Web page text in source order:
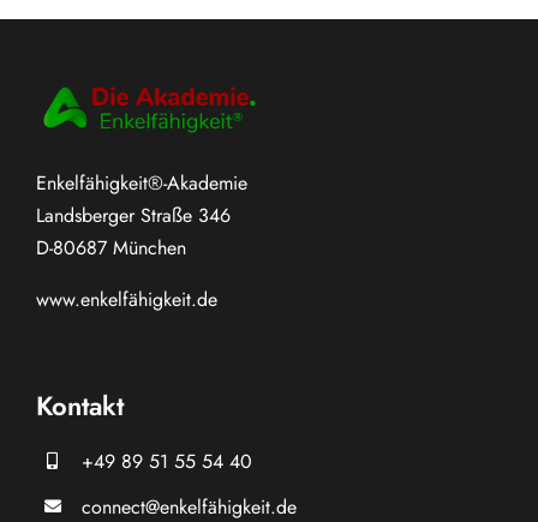
Enkelfähigkeit®-Akademie
Landsberger Straße 346
D-80687 München
www.enkelfähigkeit.de
Kontakt
+49 89 51 55 54 40
connect@enkelfähigkeit.de